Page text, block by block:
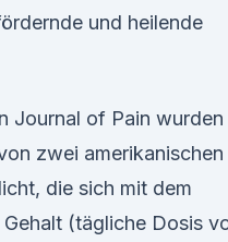
und heilende
Journal of Pain wurden
zwei amerikanischen
die sich mit dem
(tägliche Dosis